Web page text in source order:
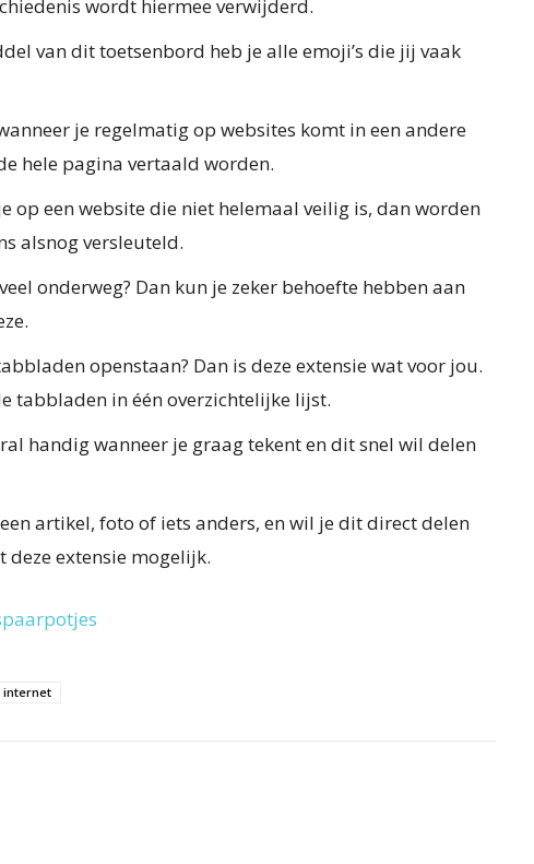
wordt hiermee verwijderd.
van dit toetsenbord heb je alle emoji’s die jij vaak
je regelmatig op websites komt in een andere
hele pagina vertaald worden.
op een website die niet helemaal veilig is, dan worden
alsnog versleuteld.
onderweg? Dan kun je zeker behoefte hebben aan
openstaan? Dan is deze extensie wat voor jou.
tabbladen in één overzichtelijke lijst.
handig wanneer je graag tekent en dit snel wil delen
artikel, foto of iets anders, en wil je dit direct delen
deze extensie mogelijk.
internet